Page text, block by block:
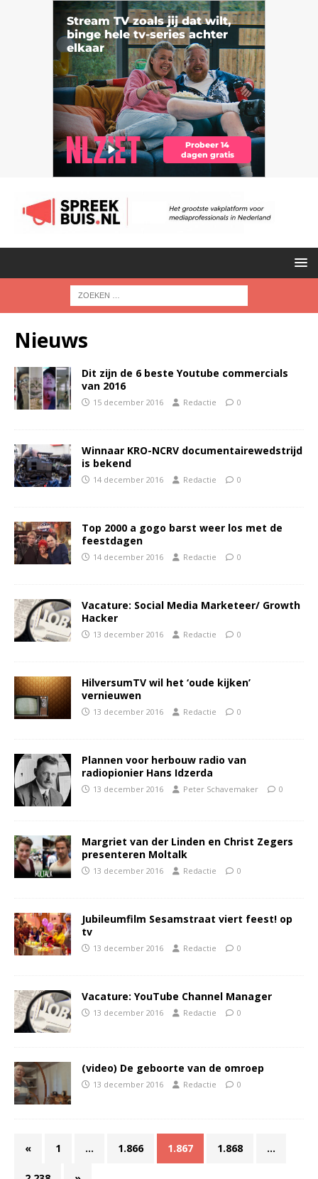
Nieuws
Dit zijn de 6 beste Youtube commercials
van 2016
15 december 2016 Redactie 0
Winnaar KRO-NCRV documentairewedstrijd
is bekend
14 december 2016 Redactie 0
Top 2000 a gogo barst weer los met de
feestdagen
14 december 2016 Redactie 0
Vacature: Social Media Marketeer/ Growth
Hacker
13 december 2016 Redactie 0
HilversumTV wil het ‘oude kijken’
vernieuwen
13 december 2016 Redactie 0
Plannen voor herbouw radio van
radiopionier Hans Idzerda
13 december 2016 Peter Schavemaker 0
Margriet van der Linden en Christ Zegers
presenteren Moltalk
13 december 2016 Redactie 0
Jubileumfilm Sesamstraat viert feest! op
tv
13 december 2016 Redactie 0
Vacature: YouTube Channel Manager
13 december 2016 Redactie 0
(video) De geboorte van de omroep
13 december 2016 Redactie 0
« 1 … 1.866 1.867 1.868 …